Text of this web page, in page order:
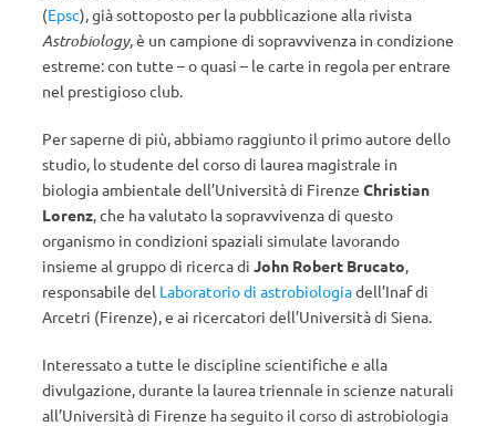
(Epsc), già sottoposto per la pubblicazione alla rivista
Astrobiology, è un campione di sopravvivenza in condizione
estreme: con tutte – o quasi – le carte in regola per entrare
nel prestigioso club.
Per saperne di più, abbiamo raggiunto il primo autore dello
studio, lostudente del corso di laurea magistrale in
biologia ambientale dell’Università di Firenze Christian
Lorenz, che ha valutato la sopravvivenza di questo
organismo in condizioni spaziali simulate lavorando
insieme al gruppo di ricerca di John Robert Brucato,
responsabile del Laboratorio di astrobiologiadell’Inaf di
Arcetri (Firenze), e ai ricercatori dell’Università di Siena.
Interessato a tutte le discipline scientifiche e alla
divulgazione, durante la laurea triennale in scienze naturali
all’Università di Firenze ha seguito il corso di astrobiologia